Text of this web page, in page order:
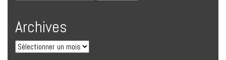
Archives